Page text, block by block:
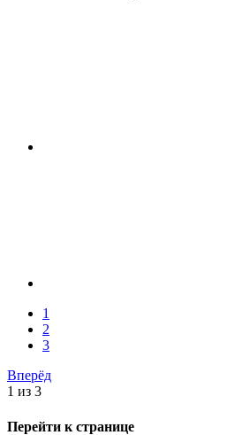
1
2
3
Вперёд
1 из 3
Перейти к странице